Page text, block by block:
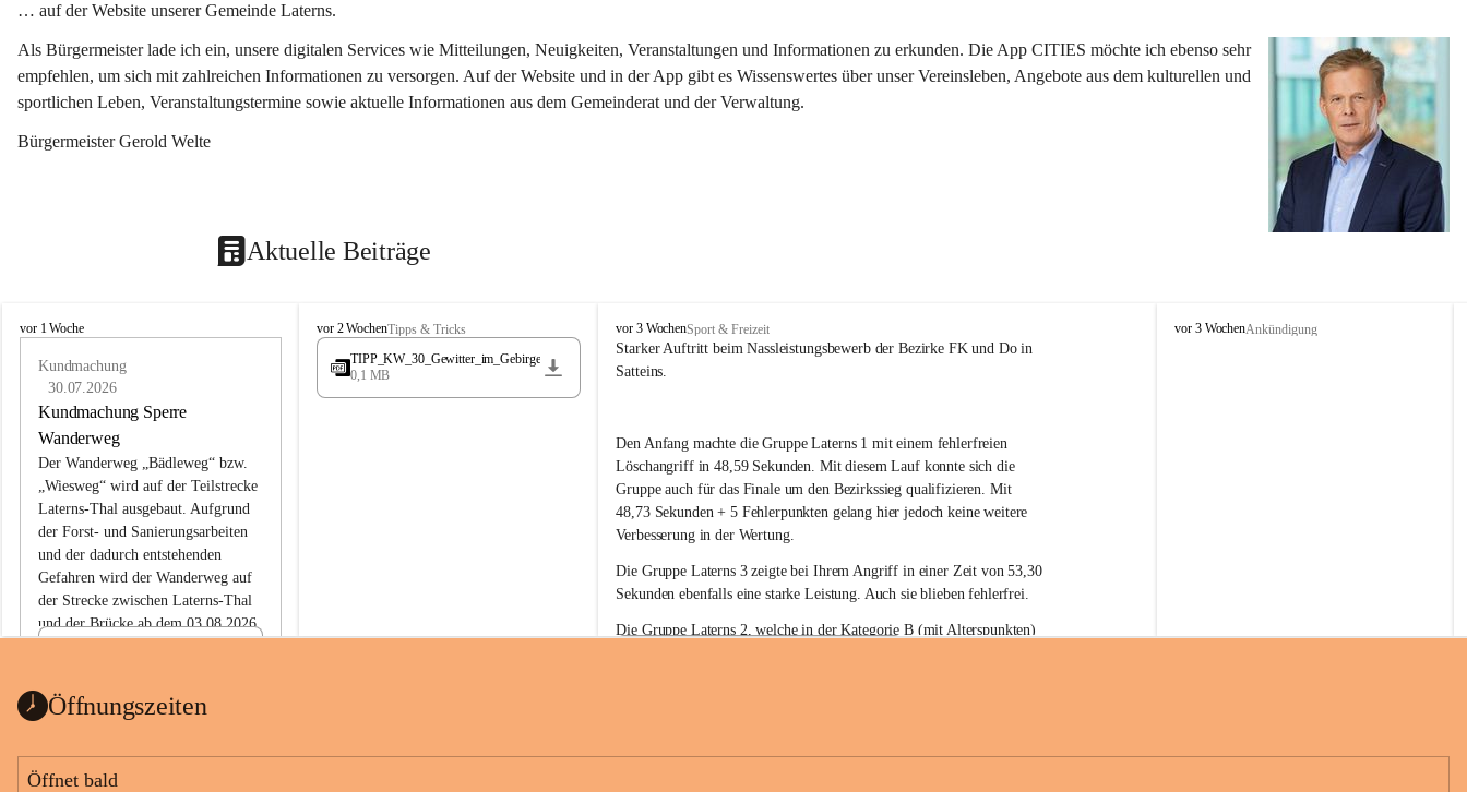
… auf der Website unserer Gemeinde Laterns.
Als Bürgermeister lade ich ein, unsere digitalen Services wie Mitteilungen, Neuigkeiten, Veranstaltungen und Informationen zu erkunden. Die App CITIES möchte ich ebenso sehr
empfehlen, um sich mit zahlreichen Informationen zu versorgen. Auf der Website und in der App gibt es Wissenswertes über unser Vereinsleben, Angebote aus dem kulturellen und
sportlichen Leben, Veranstaltungstermine sowie aktuelle Informationen aus dem Gemeinderat und der Verwaltung.
Bürgermeister Gerold Welte
Aktuelle Beiträge
L
vor 1 Woche
Kundmachung
30.07.2026
Kundmachung Sperre
Wanderweg
Der Wanderweg „Bädleweg“ bzw.
„Wiesweg“ wird auf der Teilstrecke
Laterns-Thal ausgebaut. Aufgrund
der Forst- und Sanierungsarbeiten
und der dadurch entstehenden
Gefahren wird der Wanderweg auf
der Strecke zwischen Laterns-Thal
und der Brücke ab dem 03.08.2026
ht
1 Seite•0,1 MB
L
a
e
vor 2 WochenTipps & Tricks
TIPP_KW_30_Gewitter_im_Gebirge
0,1 MB
F
r
e
l
l
i
g
e
F
e
u
e
r
w
t
vor 3 WochenSport & Freizeit
Starker Auftritt beim Nassleistungsbewerb der Bezirke FK und Do in
Satteins.
Den Anfang machte die Gruppe Laterns 1 mit einem fehlerfreien
Löschangriff in 48,59 Sekunden. Mit diesem Lauf konnte sich die
Gruppe auch für das Finale um den Bezirkssieg qualifizieren. Mit
48,73 Sekunden + 5 Fehlerpunkten gelang hier jedoch keine weitere
Verbesserung in der Wertung.
Die Gruppe Laterns 3 zeigte bei Ihrem Angriff in einer Zeit von 53,30
Sekunden ebenfalls eine starke Leistung. Auch sie blieben fehlerfrei.
Die Gruppe Laterns 2, welche in der Kategorie B (mit Alterspunkten)
L
vor 3 WochenAnkündigung
Öffnungszeiten
Öffnet bald